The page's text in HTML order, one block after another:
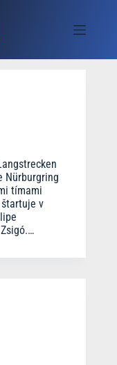
Nürburgring
tímami
štartuje v